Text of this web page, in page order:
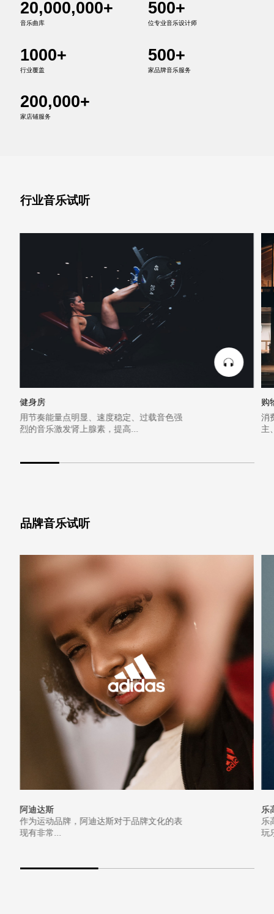
20,000,000+
音乐曲库
500+
位专业音乐设计师
1000+
行业覆盖
500+
家品牌音乐服务
200,000+
家店铺服务
行业音乐试听
健身房
用节奏能量点明显、速度稳定、过载音色强
烈的音乐激发肾上腺素，提高...
购
消
主
品牌音乐试听
阿迪达斯
作为运动品牌，阿迪达斯对于品牌文化的表
现有非常...
乐
乐
玩